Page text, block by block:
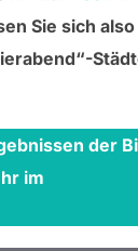
Sie sich
der
im